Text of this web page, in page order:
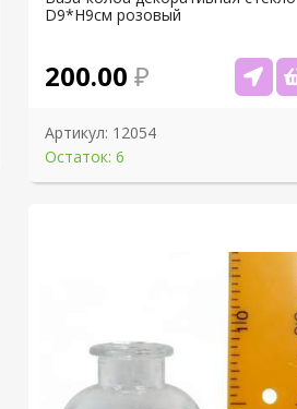
D9*H9см розовый
200.00
Артикул: 12054
Остаток: 6